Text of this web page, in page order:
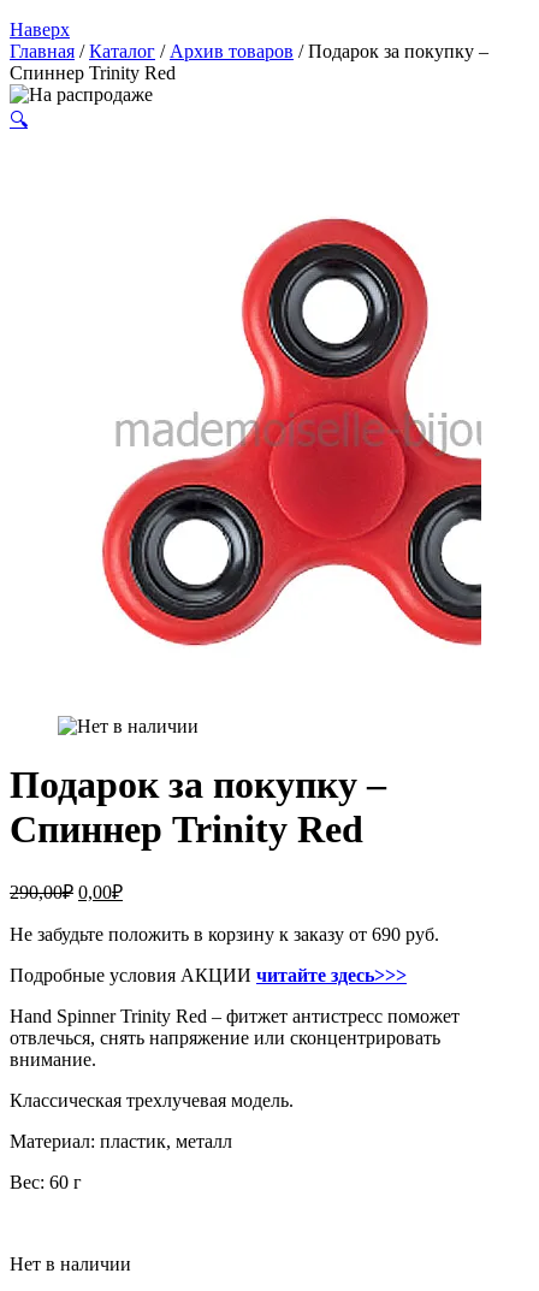
Наверх
Главная /Каталог / Архив товаров / Подарок за покупку –
Спиннер Trinity Red
🔍
Подарок за покупку –
Спиннер Trinity Red
290,00₽ 0,00₽
Не забудьте положить в корзину к заказу от 690 руб.
Подробные условия АКЦИИ читайте здесь>>>
Hand Spinner Trinity Red – фитжет антистресс поможет
отвлечься, снять напряжение или сконцентрировать
внимание.
Классическая трехлучевая модель.
Материал: пластик, металл
Вес: 60 г
Нет в наличии